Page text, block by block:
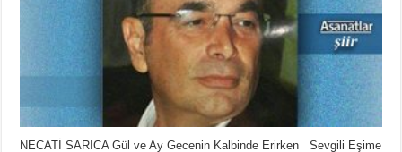
NECATİ SARICA Gül ve Ay Gecenin Kalbinde Erirken Sevgili Eşime